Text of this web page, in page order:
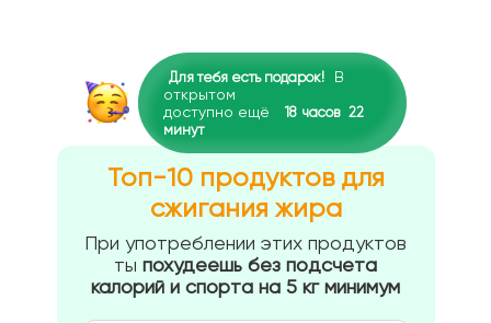
Для тебя есть подарок!
В
открытом
доступно ещё
18 часов 22
минут
Топ-10 продуктов для
сжигания жира
При употреблении этих продуктов
ты похудеешь без подсчета
калорий и спорта на 5 кг минимум